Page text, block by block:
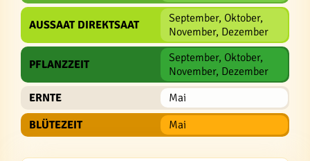
AUSSAAT DIREKTSAAT
September, Oktober,
November, Dezember
PFLANZZEIT
September, Oktober,
November, Dezember
ERNTE
Mai
BLÜTEZEIT
Mai